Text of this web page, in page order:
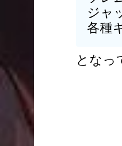
ジャ
各種
となっ